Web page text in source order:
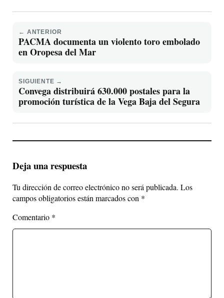
← ANTERIOR
PACMA documenta un violento toro embolado
en Oropesa del Mar
SIGUIENTE →
Convega distribuirá 630.000 postales para la
promoción turística de la Vega Baja del Segura
Deja una respuesta
Tu dirección de correo electrónico no será publicada. Los
campos obligatorios están marcados con *
Comentario *